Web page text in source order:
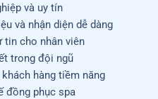
và uy tín
và nhận diện dễ dàng
tin cho nhân viên
trong đội ngũ
hàng tiềm năng
đồng phục spa